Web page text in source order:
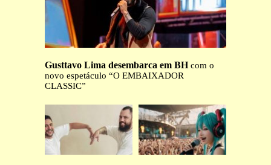
Gusttavo Lima desembarca em BHcom o
novo espetáculo “O EMBAIXADOR
CLASSIC”